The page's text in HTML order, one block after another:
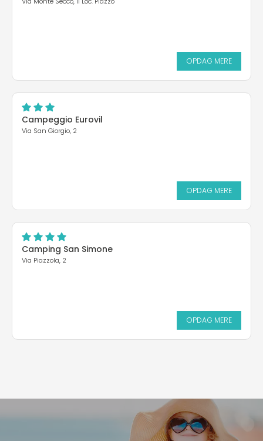
OPDAG MERE
Campeggio Eurovil
Via San Giorgio, 2
OPDAG MERE
Camping San Simone
Via Piazzola, 2
OPDAG MERE